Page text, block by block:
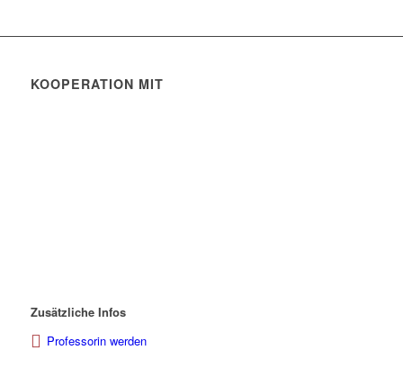
KOOPERATION MIT
Zusätzliche Infos
Professorin werden